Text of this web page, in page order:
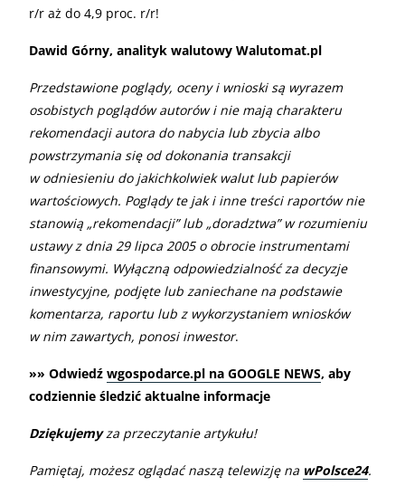
r/r aż do 4,9 proc. r/r!
Dawid Górny, analityk walutowy Walutomat.pl
Przedstawione poglądy, oceny i wnioski są wyrazem
osobistych poglądów autorów i nie mają charakteru
rekomendacji autora do nabycia lub zbycia albo
powstrzymania się od dokonania transakcji
w odniesieniu do jakichkolwiek walut lub papierów
wartościowych. Poglądy te jak i inne treści raportów nie
stanowią „rekomendacji” lub „doradztwa” w rozumieniu
ustawy z dnia 29 lipca 2005 o obrocie instrumentami
finansowymi. Wyłączną odpowiedzialność za decyzje
inwestycyjne, podjęte lub zaniechane na podstawie
komentarza, raportu lub z wykorzystaniem wniosków
w nim zawartych, ponosi inwestor.
»» Odwiedź wgospodarce.pl na GOOGLE NEWS, aby
codziennie śledzić aktualne informacje
Dziękujemyza przeczytanie artykułu!
Pamiętaj, możesz oglądać naszą telewizję na wPolsce24.